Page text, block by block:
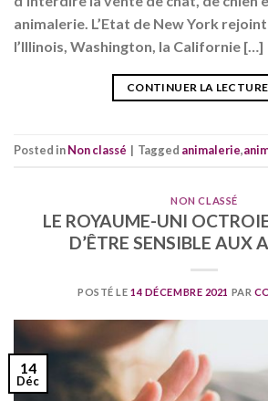
animalerie. L’Etat de New York
l’Illinois, Washington, la Californie […]
CONTINUER LA LECTURE
Posted inNon classé | Tagged animalerie,
NON CLASSÉ
LE ROYAUME-UNI
D’ÊTRE SENSIBLE AUX
POSTÉ LE14 DÉCEMBRE 2021 PAR
14
Déc